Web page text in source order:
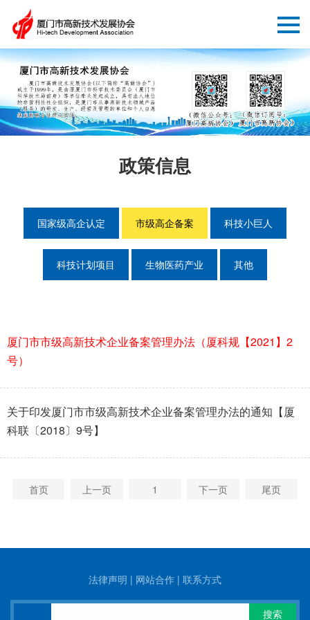
政策信息
国家级高企认定 市级高企备案 科技小巨人
科技计划项目 生物医药产业 其他
厦门市市级高新技术企业备案管理办法（厦科规【2021】2
号）
关于印发厦门市市级高新技术企业备案管理办法的通知【厦
科联〔2018〕9号】
首页 上一页 1 下一页 尾页
法律声明 | 网站合作 | 联系方式
搜索